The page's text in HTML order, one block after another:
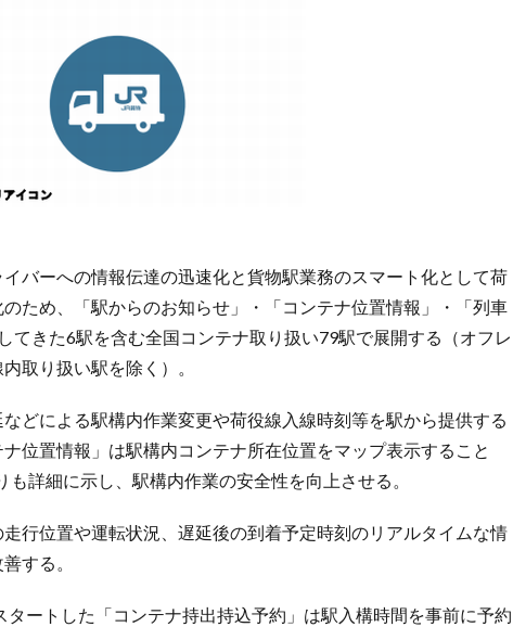
バーへの情報伝達の迅速化と貨物駅業務のスマート化として荷
ため、「駅からのお知らせ」・「コンテナ位置情報」・「列車
てきた6駅を含む全国コンテナ取り扱い79駅で展開する（オフレ
取り扱い駅を除く）。
どによる駅構内作業変更や荷役線入線時刻等を駅から提供する
位置情報」は駅構内コンテナ所在位置をマップ表示すること
詳細に示し、駅構内作業の安全性を向上させる。
走行位置や運転状況、遅延後の到着予定時刻のリアルタイムな情
する。
ートした「コンテナ持出持込予約」は駅入構時間を事前に予約